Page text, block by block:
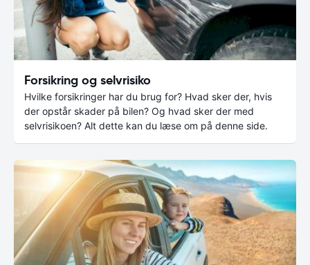
Forsikring og selvrisiko
Hvilke forsikringer har du brug for? Hvad sker der, hvis
der opstår skader på bilen? Og hvad sker der med
selvrisikoen? Alt dette kan du læse om på denne side.